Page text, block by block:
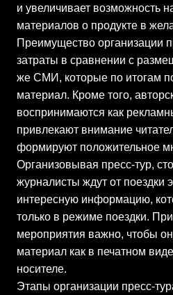
и увеличивает возможность
материалов о продукте в
Преимущество организации
затраты в сравнении с
же СМИ, которые по итогам
материал. Кроме того,
воспринимаются как
привлекают внимание
формируют положительное
Организовывая пресс-тур,
журналисты ждут от поездки
интересную информацию,
только в режиме поездки.
мероприятия важно, чтобы
материал как в печатном
носителе.
Этапы организации пресс-